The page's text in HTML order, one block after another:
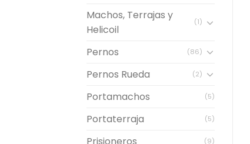
Machos, Terrajas y
Helicoil
(1)
Pernos (86)
Pernos Rueda (2)
Portamachos (5)
Portaterraja (5)
Prisioneros (9)